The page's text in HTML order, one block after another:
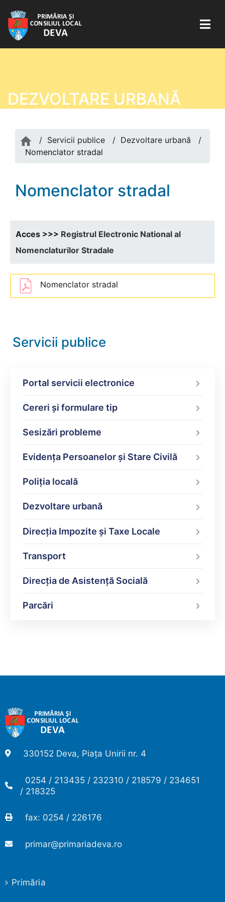
DEZVOLTARE URBANĂ
/ Servicii publice / Dezvoltare urbană
/
Nomenclator stradal
Nomenclator stradal
Acces >>> Registrul Electronic National al
Nomenclaturilor Stradale
Nomenclator stradal
Servicii publice
Portal servicii electronice
Cereri și formulare tip
Sesizări probleme
Evidența Persoanelor și Stare Civilă
Poliţia locală
Dezvoltare urbană
Direcţia Impozite şi Taxe Locale
Transport
Direcția de Asistență Socială
Parcări
330152 Deva, Piața Unirii nr. 4
0254 / 213435 / 232310 / 218579 / 234651
/ 218325
fax: 0254 / 226176
primar@primariadeva.ro
Primăria